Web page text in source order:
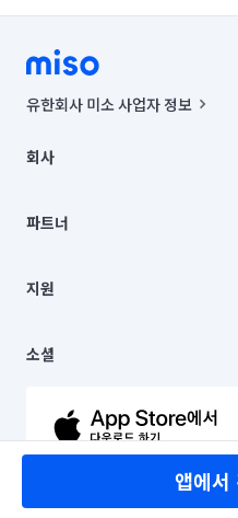
앱에서
유한회사 미소 사업자 정보
00019 |
주소 | 본사: 서울특별시 종로구 율
컨택센터 : 서울특별시 종로구 수
상품, 상품정보, 거래에 관한 의무와
언론 보도 관련 문의:
© 유한회사 미소. Miso, Inc. All
회사
채용
파트너
이사
지원
이용약관
문의하기
소셜
유튜브